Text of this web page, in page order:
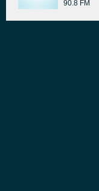
90.8 FM